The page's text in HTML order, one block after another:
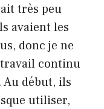
très peu
avaient les
donc je ne
travail continu
début, ils
utiliser,